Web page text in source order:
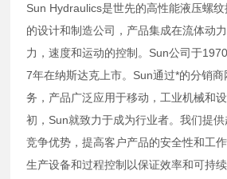
Sun Hydraulics是世先的高性能液压螺
的设计和制造公司，产品集成在流体动
力，速度和运动的控制。Sun公司于
7年在纳斯达克上市。Sun通过*的分销
务，产品广泛应用于移动，工业机械和
初，Sun就致力于成为行业者。我们提
竞争优势，提高客户产品的安全性和工
生产设备和过程控制以保证效率和可持